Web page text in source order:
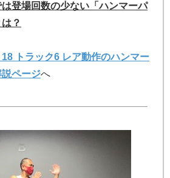
登場回数の少ない「ハンマーパ
？
トラック6 レア動作のハンマー
ページへ